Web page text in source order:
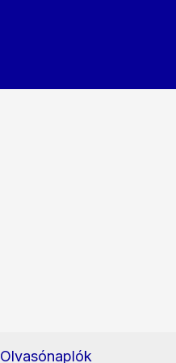
Olvasónaplók